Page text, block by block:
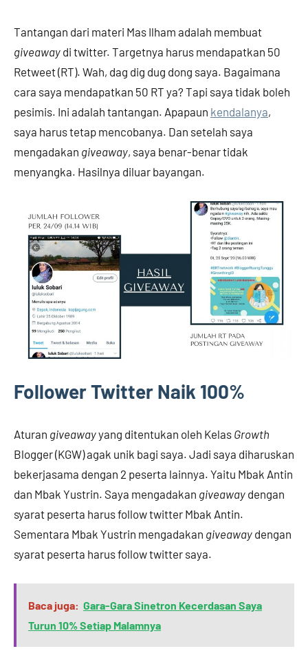
Tantangan dari materi Mas Ilham adalah membuat
giveaway di twitter. Targetnya harus mendapatkan 50
Retweet (RT). Wah, dag dig dug dong saya. Bagaimana
cara saya mendapatkan 50 RT ya? Tapi saya tidak boleh
pesimis. Ini adalah tantangan. Apapaun kendalanya,
saya harus tetap mencobanya. Dan setelah saya
mengadakan giveaway, saya benar-benar tidak
menyangka. Hasilnya diluar bayangan.
Follower Twitter Naik 100%
Aturan giveawayyang ditentukan oleh Kelas Growth
Blogger (KGW) agak unik bagi saya. Jadi saya diharuskan
bekerjasama dengan 2 peserta lainnya. Yaitu Mbak Antin
dan Mbak Yustrin. Saya mengadakan giveaway dengan
syarat peserta harus follow twitter Mbak Antin.
Sementara Mbak Yustrin mengadakan giveaway dengan
syarat peserta harus follow twitter saya.
Baca juga: Gara-Gara Sinetron Kecerdasan Saya
Turun 10% Setiap Malamnya